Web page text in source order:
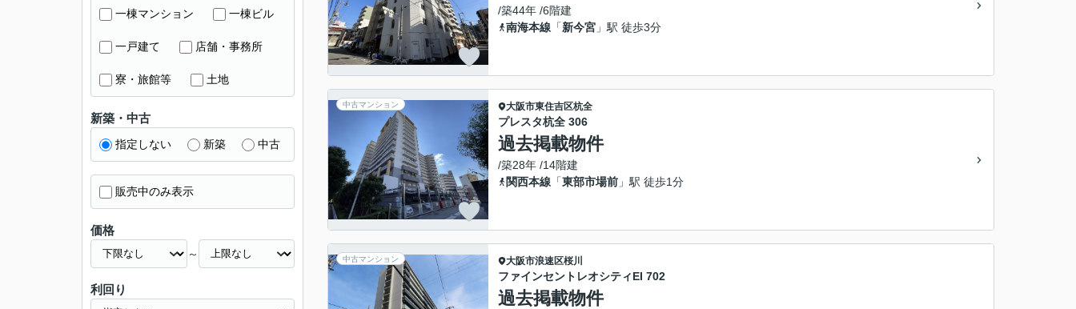
/築44年 /6階建
南海本線 「新今宮 」駅 徒歩3分
中古マンション 大阪市東住吉区杭全
プレスタ杭全 306
過去掲載物件
/築28年 /14階建
関西本線 「東部市場前 」駅 徒歩1分
中古マンション 大阪市浪速区桜川
ファインセントレオシティEI 702
過去掲載物件
一棟マンション 一棟ビル
一戸建て 店舗・事務所
寮・旅館等 土地
新築・中古
指定しない 新築 中古
販売中のみ表示
価格
～
利回り